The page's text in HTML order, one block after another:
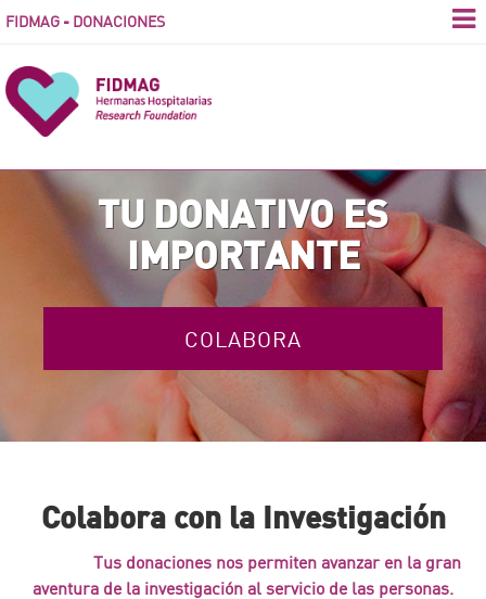
FIDMAG - DONACIONES
TU DONATIVO ES
IMPORTANTE
COLABORA
Colabora con la Investigación
Tus donaciones nos permiten avanzar en la gran
aventura de la investigación al servicio de las personas.